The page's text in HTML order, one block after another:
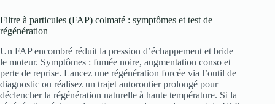
Filtre à particules (FAP) colmaté : symptômes et test de
régénération
Un FAP encombré réduit la pression d’échappement et bride
le moteur. Symptômes : fumée noire, augmentation conso et
perte de reprise. Lancez une régénération forcée via l’outil de
diagnostic ou réalisez un trajet autoroutier prolongé pour
déclencher la régénération naturelle à haute température. Si la